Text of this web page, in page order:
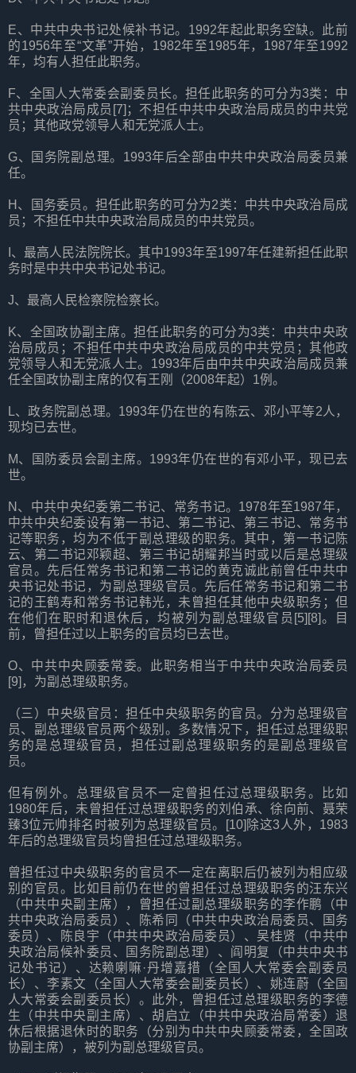
E、中共中央书记处候补书记。1992年起此职务空缺。此前
的1956年至“文革”开始，1982年至1985年，1987年至1992
年，均有人担任此职务。
F、全国人大常委会副委员长。担任此职务的可分为3类：中
共中央政治局成员[7]；不担任中共中央政治局成员的中共党
员；其他政党领导人和无党派人士。
G、国务院副总理。1993年后全部由中共中央政治局委员兼
任。
H、国务委员。担任此职务的可分为2类：中共中央政治局成
员；不担任中共中央政治局成员的中共党员。
I、最高人民法院院长。其中1993年至1997年任建新担任此职
务时是中共中央书记处书记。
J、最高人民检察院检察长。
K、全国政协副主席。担任此职务的可分为3类：中共中央政
治局成员；不担任中共中央政治局成员的中共党员；其他政
党领导人和无党派人士。1993年后由中共中央政治局成员兼
任全国政协副主席的仅有王刚（2008年起）1例。
L、政务院副总理。1993年仍在世的有陈云、邓小平等2人，
现均已去世。
M、国防委员会副主席。1993年仍在世的有邓小平，现已去
世。
N、中共中央纪委第二书记、常务书记。1978年至1987年，
中共中央纪委设有第一书记、第二书记、第三书记、常务书
记等职务，均为不低于副总理级的职务。其中，第一书记陈
云、第二书记邓颖超、第三书记胡耀邦当时或以后是总理级
官员。先后任常务书记和第二书记的黄克诚此前曾任中共中
央书记处书记，为副总理级官员。先后任常务书记和第二书
记的王鹤寿和常务书记韩光，未曾担任其他中央级职务；但
在他们在职时和退休后，均被列为副总理级官员[5][8]。目
前，曾担任过以上职务的官员均已去世。
O、中共中央顾委常委。此职务相当于中共中央政治局委员
[9]，为副总理级职务。
（三）中央级官员：担任中央级职务的官员。分为总理级官
员、副总理级官员两个级别。多数情况下，担任过总理级职
务的是总理级官员，担任过副总理级职务的是副总理级官
员。
但有例外。总理级官员不一定曾担任过总理级职务。比如
1980年后，未曾担任过总理级职务的刘伯承、徐向前、聂荣
臻3位元帅排名时被列为总理级官员。[10]除这3人外，1983
年后的总理级官员均曾担任过总理级职务。
曾担任过中央级职务的官员不一定在离职后仍被列为相应级
别的官员。比如目前仍在世的曾担任过总理级职务的汪东兴
（中共中央副主席），曾担任过副总理级职务的李作鹏（中
共中央政治局委员）、陈希同（中共中央政治局委员、国务
委员）、陈良宇（中共中央政治局委员）、吴桂贤（中共中
央政治局候补委员、国务院副总理）、阎明复（中共中央书
记处书记）、达赖喇嘛·丹增嘉措（全国人大常委会副委员
长）、李素文（全国人大常委会副委员长）、姚连蔚（全国
人大常委会副委员长）。此外，曾担任过总理级职务的李德
生（中共中央副主席）、胡启立（中共中央政治局常委）退
休后根据退休时的职务（分别为中共中央顾委常委，全国政
协副主席），被列为副总理级官员。